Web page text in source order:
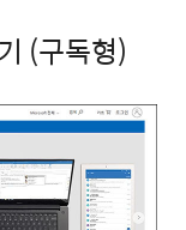
(구독형)